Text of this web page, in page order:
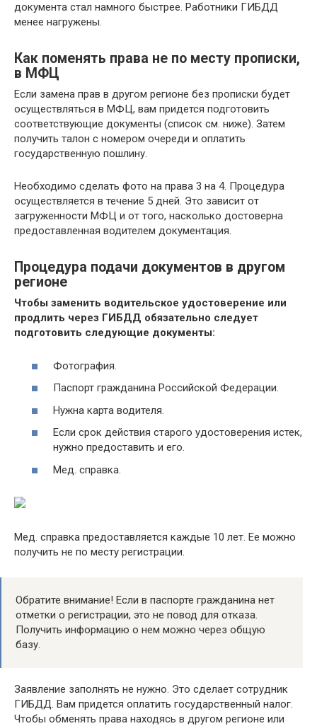
документа стал намного быстрее. Работники ГИБДД
менее нагружены.
Как поменять права не по месту прописки,
в МФЦ
Если замена прав в другом регионе без прописки будет
осуществляться в МФЦ, вам придется подготовить
соответствующие документы (список см. ниже). Затем
получить талон с номером очереди и оплатить
государственную пошлину.
Необходимо сделать фото на права 3 на 4. Процедура
осуществляется в течение 5 дней. Это зависит от
загруженности МФЦ и от того, насколько достоверна
предоставленная водителем документация.
Процедура подачи документов в другом
регионе
Чтобы заменить водительское удостоверение или
продлить через ГИБДД обязательно следует
подготовить следующие документы:
Фотография.
Паспорт гражданина Российской Федерации.
Нужна карта водителя.
Если срок действия старого удостоверения истек,
нужно предоставить и его.
Мед. справка.
Мед. справка предоставляется каждые 10 лет. Ее можно
получить не по месту регистрации.
Обратите внимание! Если в паспорте гражданина нет
отметки о регистрации, это не повод для отказа.
Получить информацию о нем можно через общую
базу.
Заявление заполнять не нужно. Это сделает сотрудник
ГИБДД. Вам придется оплатить государственный налог.
Чтобы обменять права находясь в другом регионе или